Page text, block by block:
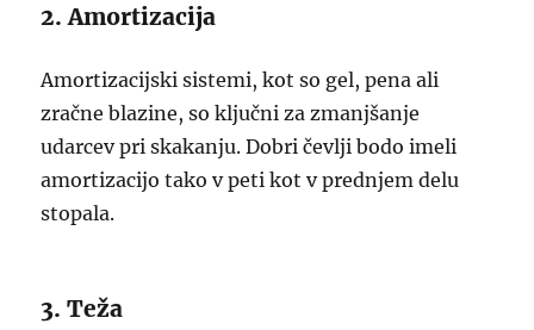
2. Amortizacija
Amortizacijski sistemi, kot so gel, pena ali
zračne blazine, so ključni za zmanjšanje
udarcev pri skakanju. Dobri čevlji bodo imeli
amortizacijo tako v peti kot v prednjem delu
stopala.
3. Teža